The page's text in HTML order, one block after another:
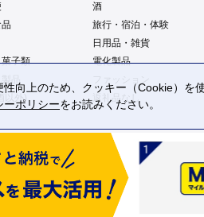
酒
旅行・宿泊・体験
日用品・雑貨
子類
電化製品
製品
以外) 返礼品なし
向上のため、クッキー（Cookie）を
ーポリシーをお読みください。